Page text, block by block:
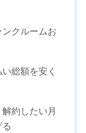
クルームお
総額を安く
約したい月